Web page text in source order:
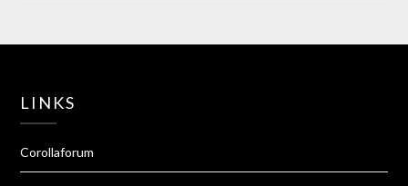
LINKS
Corollaforum